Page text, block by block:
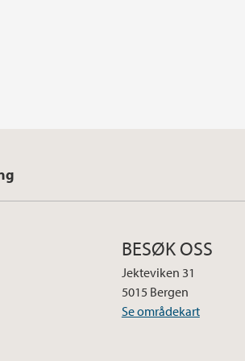
BESØK OSS
Jekteviken 31
5015 Bergen
Se områdekart